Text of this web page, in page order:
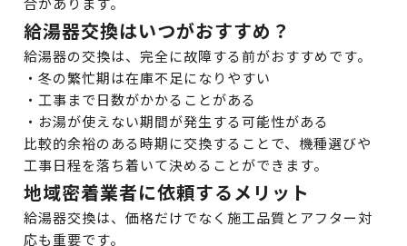
給湯器交換はいつがおすすめ？
給湯器の交換は、完全に故障する前がおすすめです。
・冬の繁忙期は在庫不足になりやすい
・工事まで日数がかかることがある
・お湯が使えない期間が発生する可能性がある
比較的余裕のある時期に交換することで、機種選びや
工事日程を落ち着いて決めることができます。
地域密着業者に依頼するメリット
給湯器交換は、価格だけでなく施工品質とアフター対
応も重要です。